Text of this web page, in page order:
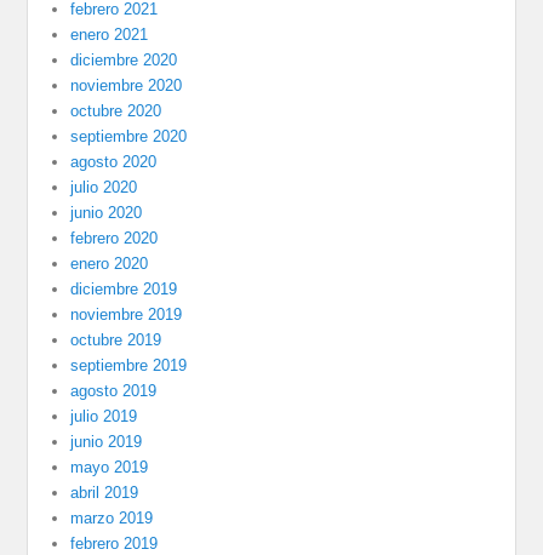
febrero 2021
enero 2021
diciembre 2020
noviembre 2020
octubre 2020
septiembre 2020
agosto 2020
julio 2020
junio 2020
febrero 2020
enero 2020
diciembre 2019
noviembre 2019
octubre 2019
septiembre 2019
agosto 2019
julio 2019
junio 2019
mayo 2019
abril 2019
marzo 2019
febrero 2019